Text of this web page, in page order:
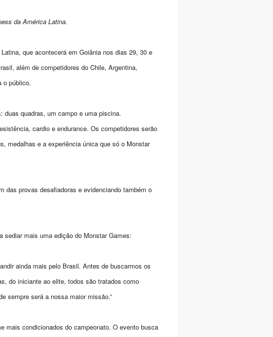
da América Latina.
que acontecerá em Goiânia nos dias 29, 30 e
além de competidores do Chile, Argentina,
o público.
duas quadras, um campo e uma piscina.
cardio e endurance. Os competidores serão
medalhas e a experiência única que só o Monstar
das provas desafiadoras e evidenciando também o
sediar mais uma edição do Monstar Games:
ainda mais pelo Brasil. Antes de buscarmos os
do iniciante ao elite, todos são tratados como
sempre será a nossa maior missão.”
mais condicionados do campeonato. O evento busca